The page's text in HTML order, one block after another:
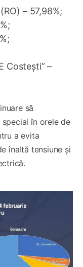
– 57,98%;
Costești” –
să
în orele de
a evita
înaltă tensiune și